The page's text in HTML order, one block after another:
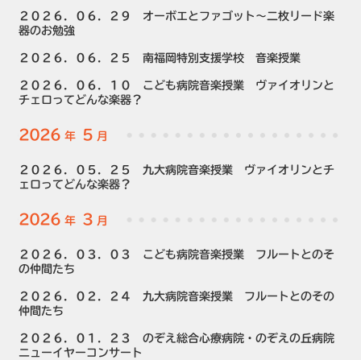
２０２６．０６．２９ オーボエとファゴット～二枚リード楽
器のお勉強
２０２６．０６．２５ 南福岡特別支援学校 音楽授業
２０２６．０６．１０ こども病院音楽授業 ヴァイオリンと
チェロってどんな楽器？
2026 年 5 月
２０２６．０５．２５ 九大病院音楽授業 ヴァイオリンとチ
ェロってどんな楽器？
2026 年 3 月
２０２６．０３．０３ こども病院音楽授業 フルートとのそ
の仲間たち
２０２６．０２．２４ 九大病院音楽授業 フルートとのその
仲間たち
２０２６．０１．２３ のぞえ総合心療病院・のぞえの丘病院
ニューイヤーコンサート